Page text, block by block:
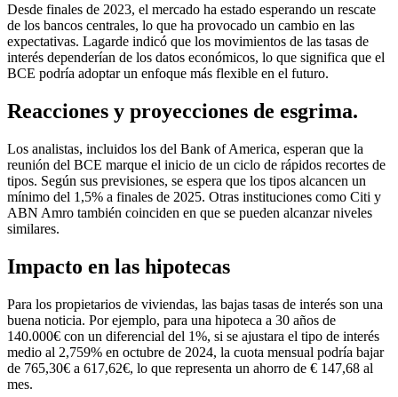
Desde finales de 2023, el mercado ha estado esperando un rescate
de los bancos centrales, lo que ha provocado un cambio en las
expectativas. Lagarde indicó que los movimientos de las tasas de
interés dependerían de los datos económicos, lo que significa que el
BCE podría adoptar un enfoque más flexible en el futuro.
Reacciones y proyecciones de esgrima.
Los analistas, incluidos los del Bank of America, esperan que la
reunión del BCE marque el inicio de un ciclo de rápidos recortes de
tipos. Según sus previsiones, se espera que los tipos alcancen un
mínimo del 1,5% a finales de 2025. Otras instituciones como Citi y
ABN Amro también coinciden en que se pueden alcanzar niveles
similares.
Impacto en las hipotecas
Para los propietarios de viviendas, las bajas tasas de interés son una
buena noticia. Por ejemplo, para una hipoteca a 30 años de
140.000€ con un diferencial del 1%, si se ajustara el tipo de interés
medio al 2,759% en octubre de 2024, la cuota mensual podría bajar
de 765,30€ a 617,62€, lo que representa un ahorro de € 147,68 al
mes.